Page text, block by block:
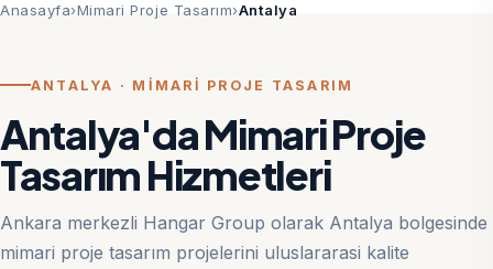
Anasayfa Mimari Proje Tasarım Antalya
ANTALYA · MIMARI PROJE TASARIM
Antalya'da Mimari Proje
Tasarım Hizmetleri
Ankara merkezli Hangar Group olarak Antalya bolgesinde
mimari proje tasarım projelerini uluslararasi kalite